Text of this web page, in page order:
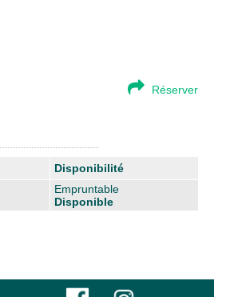
Réserver
Disponibilité
Empruntable
Disponible